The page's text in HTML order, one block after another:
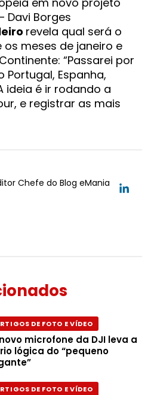
Davi Borges
revela qual será o
meses de janeiro e
“Passarei por
Espanha,
ideia é ir rodando a
e registrar as mais
Chefe do Blog eMania
DE FOTO E VÍDEO
microfone da DJI leva a
lógica do “pequeno
DE FOTO E VÍDEO